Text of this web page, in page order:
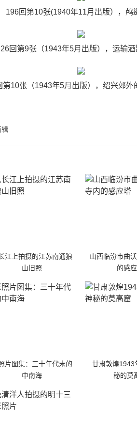
196回第10张(1940年11月出版），鸬
回第9张（1943年5月出版），运输酒
第10张（1943年5月出版），绍兴郊外
辑
江上拍摄的江苏南通狼
山旧照
山西临汾市曲
的感
片图集：三十年代末的
中南海
甘肃敦煌1943
秘的莫